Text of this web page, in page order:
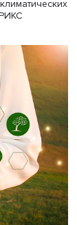
и
полях
БРИКС